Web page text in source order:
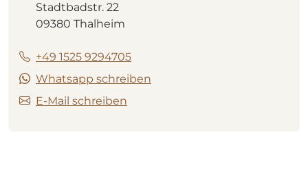
Stadtbadstr. 22
09380 Thalheim
+49 1525 9294705
Whatsapp schreiben
E-Mail schreiben